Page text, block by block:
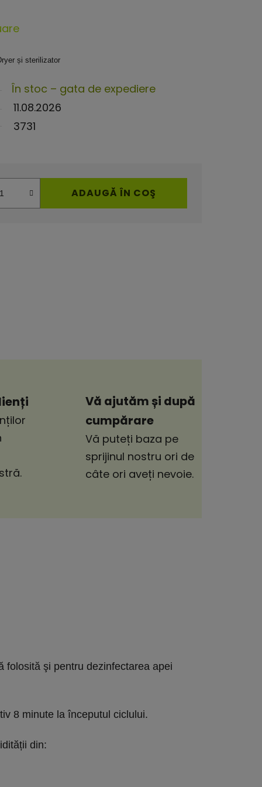
și sterilizator
În stoc – gata de expediere
11.08.2026
3731
ADAUGĂ ÎN COŞ
Vă ajutăm și după
cumpărare
Vă puteți baza pe
sprijinul nostru ori de
câte ori aveți nevoie.
folosită şi pentru dezinfectarea apei
8 minute la începutul ciclului.
din: